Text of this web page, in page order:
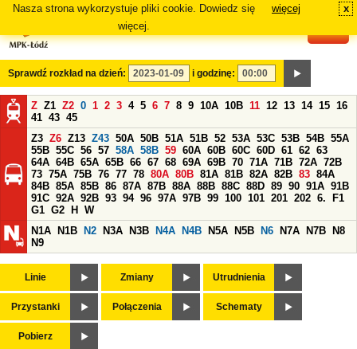
Nasza strona wykorzystuje pliki cookie. Dowiedz się
więcej.
więcej x
Sprawdź rozkład na dzień: i godzinę:
Z Z1 Z2 0 1 2 3 4 5 6 7 8 9 10A 10B 11 12 13 14 15 16
41 43 45
Z3 Z6 Z13 Z43 50A 50B 51A 51B 52 53A 53C 53B 54B 55A
55B 55C 56 57 58A 58B 59 60A 60B 60C 60D 61 62 63
64A 64B 65A 65B 66 67 68 69A 69B 70 71A 71B 72A 72B
73 75A 75B 76 77 78 80A 80B 81A 81B 82A 82B 83 84A
84B 85A 85B 86 87A 87B 88A 88B 88C 88D 89 90 91A 91B
91C 92A 92B 93 94 96 97A 97B 99 100 101 201 202 6.
F1
G1 G2 H
W
N1A
N1B N2 N3A N3B N4A N4B N5A N5B N6 N7A N7B
N8
N9
Linie Zmiany Utrudnienia
Przystanki Połączenia Schematy
Pobierz